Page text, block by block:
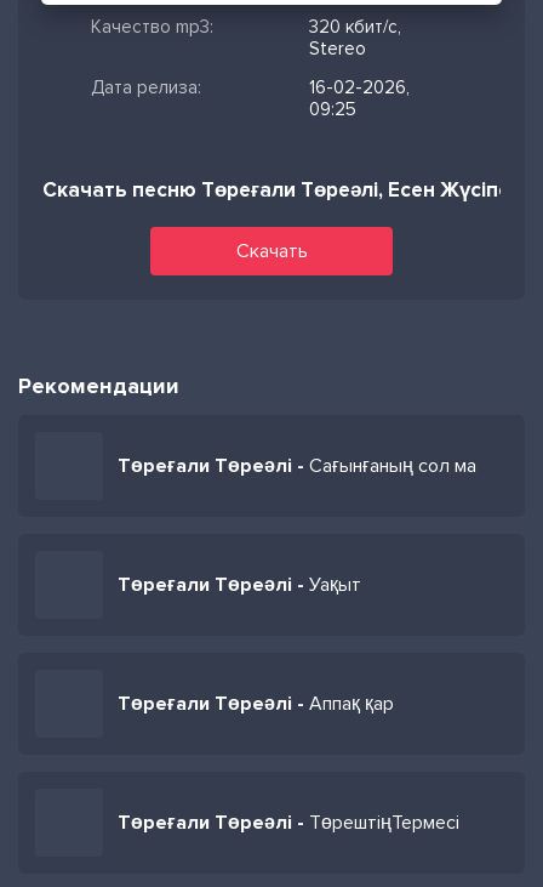
Качество mp3:
320 кбит/с,
Stereo
Дата релиза:
16-02-2026,
09:25
Скачать песню Төреғали Төреәлі, Есен Жүсіпов
Скачать
Рекомендации
Төреғали Төреәлі - Сағынғаның сол ма
Төреғали Төреәлі - Уақыт
Төреғали Төреәлі - Аппақ қар
Төреғали Төреәлі - ТөрештіңТермесі